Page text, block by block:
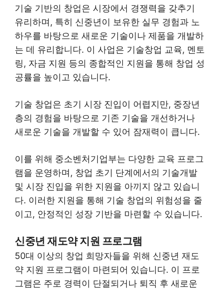
기술 기반의 창업은 시장에서 경쟁력을 갖추기
유리하며, 특히 신중년이 보유한 실무 경험과 노
하우를 바탕으로 새로운 기술이나 제품을 개발하
는 데 유리합니다. 이 사업은 기술창업 교육, 멘토
링, 자금 지원 등의 종합적인 지원을 통해 창업 성
공률을 높이고 있습니다.
기술 창업은 초기 시장 진입이 어렵지만, 중장년
층의 경험을 바탕으로 기존 기술을 개선하거나
새로운 기술을 개발할 수 있어 잠재력이 큽니다.
이를 위해 중소벤처기업부는 다양한 교육 프로그
램을 운영하며, 창업 초기 단계에서의 기술개발
및 시장 진입을 위한 지원을 아끼지 않고 있습니
다. 이러한 지원을 통해 기술 창업의 위험성을 줄
이고, 안정적인 성장 기반을 마련할 수 있습니다.
신중년 재도약 지원 프로그램
50대 이상의 창업 희망자들을 위해 신중년 재도
약 지원 프로그램이 마련되어 있습니다. 이 프로
그램은 주로 경력이 단절되거나 퇴직 후 새로운